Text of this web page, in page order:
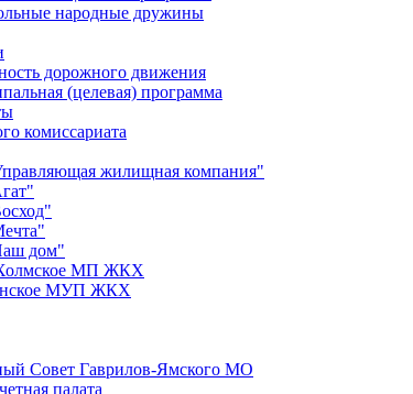
народные дружины
дорожного движения
(целевая) программа
комиссариата
жилищная компания"
дом"
Холмское МП ЖКХ
МУП ЖКХ
Совет Гаврилов-Ямского МО
палата